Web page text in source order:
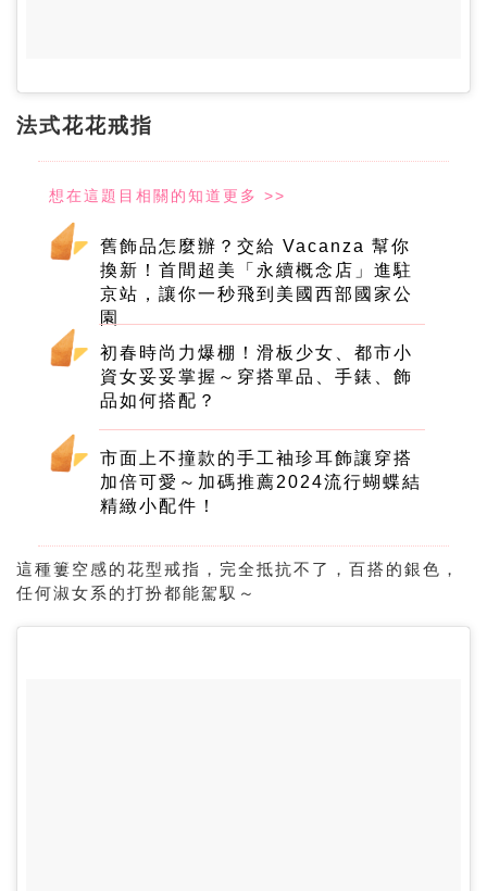
法式花花戒指
舊飾品怎麼辦？交給 Vacanza 幫你
換新！首間超美「永續概念店」進駐
京站，讓你一秒飛到美國西部國家公
園
初春時尚力爆棚！滑板少女、都市小
資女妥妥掌握～穿搭單品、手錶、飾
品如何搭配？
市面上不撞款的手工袖珍耳飾讓穿搭
加倍可愛～加碼推薦2024流行蝴蝶結
精緻小配件！
這種簍空感的花型戒指，完全抵抗不了，百搭的銀色，
任何淑女系的打扮都能駕馭～